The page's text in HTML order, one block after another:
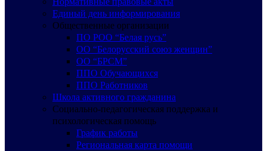
Единый день информирования
Общественные организации
ПО РОО “Белая русь”
ОО “Белорусский союз женщин”
ОО “БРСМ”
ППО Обучающихся
ППО Работников
Школа активного гражданина
Социально-педагогическая поддержка и
психологическая помощь
График работы
Региональная карта помощи